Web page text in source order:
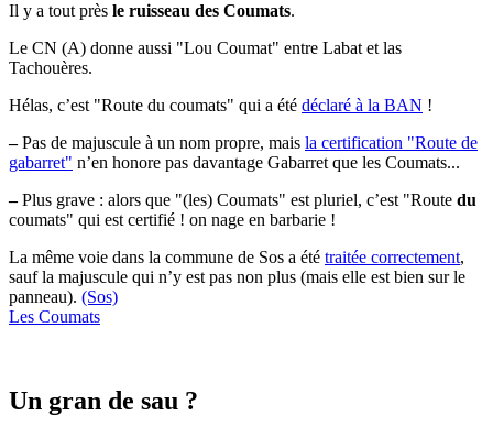
Il y a tout près le ruisseau des Coumats.
Le CN (A) donne aussi "Lou Coumat" entre Labat et las
Tachouères.
Hélas, c’est "Route du coumats" qui a été déclaré à la BAN !
–Pas de majuscule à un nom propre, mais la certification "Route de
gabarret" n’en honore pas davantage Gabarret que les Coumats...
–Plus grave : alors que "(les) Coumats" est pluriel, c’est "Route du
coumats" qui est certifié ! on nage en barbarie !
La même voie dans la commune de Sos a été traitée correctement,
sauf la majuscule qui n’y est pas non plus (mais elle est bien sur le
panneau). (Sos)
Les Coumats
Un gran de sau ?